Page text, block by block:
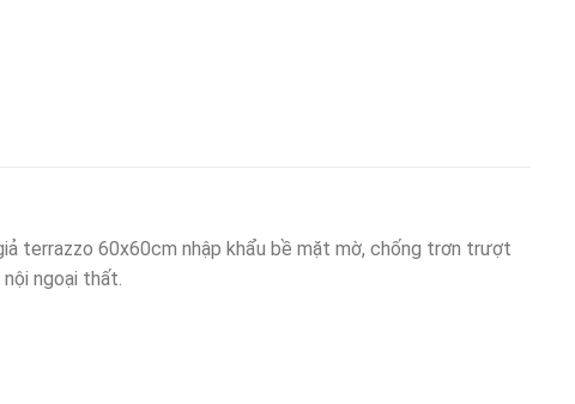
terrazzo 60x60cm nhập khẩu bề mặt mờ, chống trơn trượt
ngoại thất.